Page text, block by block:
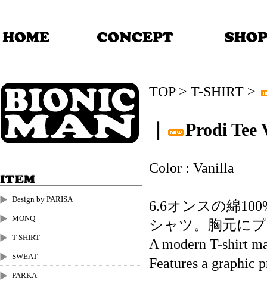
Design by PARISA
MONQ
T-SHIRT
SWEAT
PARKA
TOP> T-SHIRT >
Prodi Tee
Color : Vanilla
6.6オンスの綿
シャツ。胸元に
A modern T-shirt
Features a graphic